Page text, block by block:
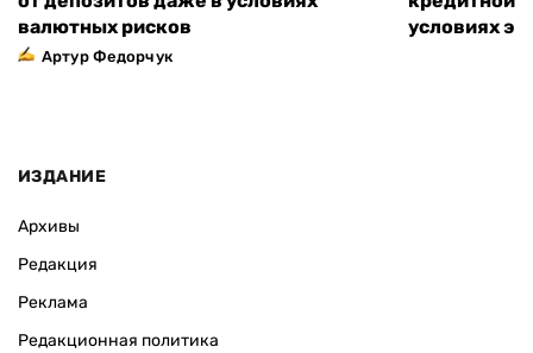
валютных рисков
Артур Федорчук
условиях
ИЗДАНИЕ
Архивы
Редакция
Реклама
Редакционная политика